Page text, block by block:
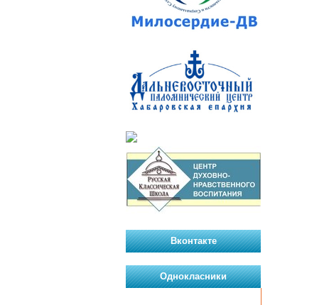
Вконтакте
Однокласники